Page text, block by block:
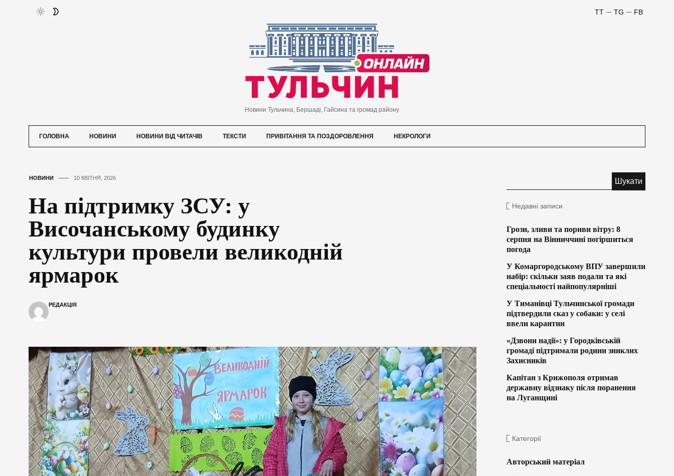
FB
TG
TT
Новини Тульчина, Бершаді, Гайсина та громад району
ГОЛОВНА НОВИНИ НОВИНИ ВІД ЧИТАЧІВ ТЕКСТИ ПРИВІТАННЯ ТА ПОЗДОРОВЛЕННЯ НЕКРОЛОГИ
НОВИНИ 10 КВІТНЯ, 2026
На підтримку ЗСУ: у
Височанському будинку
культури провели великодній
ярмарок
РЕДАКЦІЯ
Недавні записи
Грози, зливи та пориви вітру: 8
серпня на Вінниччині погіршиться
погода
У Комаргородському ВПУ завершили
набір: скільки заяв подали та які
спеціальності найпопулярніші
У Тиманівці Тульчинської громади
підтвердили сказ у собаки: у селі
ввели карантин
«Дзвони надії»: у Городківській
громаді підтримали родини зниклих
Захисників
Капітан з Крижополя отримав
державну відзнаку після поранення
на Луганщині
Категорії
Авторський матеріал